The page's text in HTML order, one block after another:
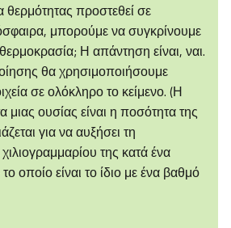
θερμότητας προστεθεί σε
μπορούμε να συγκρίνουμε
Η απάντηση είναι, ναι.
θα χρησιμοποιήσουμε
σε ολόκληρο το κείμενο. (Η
μιας ουσίας είναι η ποσότητα της
για να αυξήσει τη
της κατά ένα
οποίο είναι το ίδιο με ένα βαθμό